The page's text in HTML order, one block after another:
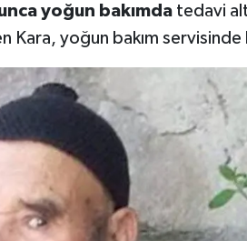
yoğun bakımdatedavi
Kara, yoğun bakım servisinde